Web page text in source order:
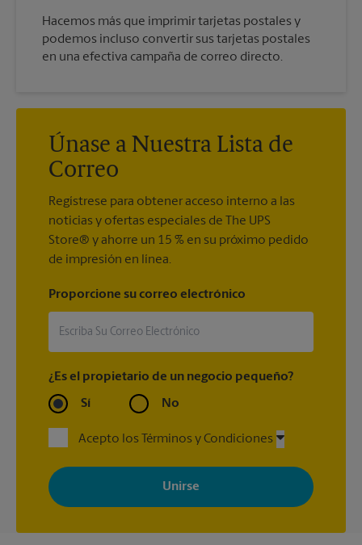
Hacemos más que imprimir tarjetas postales y
podemos incluso convertir sus tarjetas postales
en una efectiva campaña de correo directo.
Únase a Nuestra Lista de
Correo
Regístrese para obtener acceso interno a las
noticias y ofertas especiales de The UPS
Store® y ahorre un 15 % en su próximo pedido
de impresión en línea.
Proporcione su correo electrónico
¿Es el propietario de un negocio pequeño?
Sí No
Acepto los Términos y Condiciones
Al registrarse, acepta recibir correos electrónicos de The UPS
Store con noticias, ofertas especiales, promociones y mensajes
adaptados a sus intereses. Puede darse de baja en cualquier
momento. Para más información, consulte nuestra política de